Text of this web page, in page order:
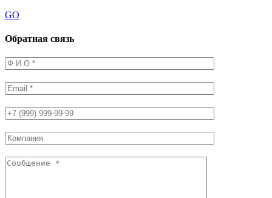
GO
Обратная связь